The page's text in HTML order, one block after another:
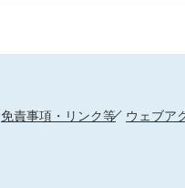
免責事項・リンク等 ウェブア